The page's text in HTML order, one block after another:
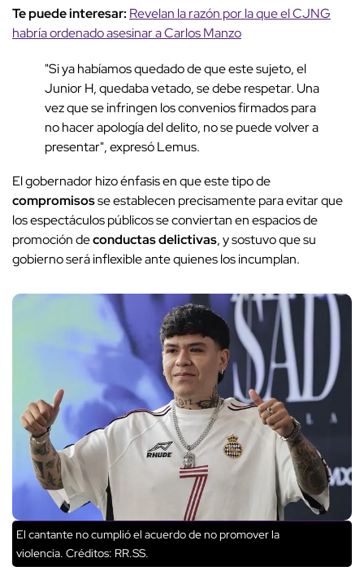
Te puede interesar: Revelan la razón por la que el CJNG
habría ordenado asesinar a Carlos Manzo
"Si ya habíamos quedado de que este sujeto, el
Junior H, quedaba vetado, se debe respetar. Una
vez que se infringen los convenios firmados para
no hacer apología del delito, no se puede volver a
presentar", expresó Lemus.
El gobernador hizo énfasis en que este tipo de
compromisosse establecen precisamente para evitar que
los espectáculos públicos se conviertan en espacios de
promoción deconductas delictivas, y sostuvo que su
gobierno será inflexible ante quienes los incumplan.
El cantante no cumplió el acuerdo de no promover la
violencia. Créditos: RR.SS.